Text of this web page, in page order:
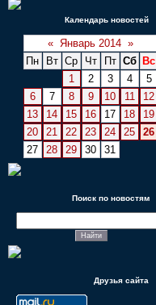
Календарь новостей
« Январь 2014 »
Пн
Вт Ср Чт Пт Сб
Вс
1
2 3 4
5
6
7 8 9 10 11
12
13
14 15 16 17 18
19
20
21 22 23 24 25
26
27
28 29 30 31
Поиск по новостям
Друзья сайта